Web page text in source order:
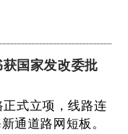
国家发改委批
式立项，线路连
通道路网短板。